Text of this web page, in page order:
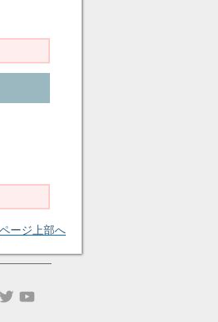
ージ上部へ